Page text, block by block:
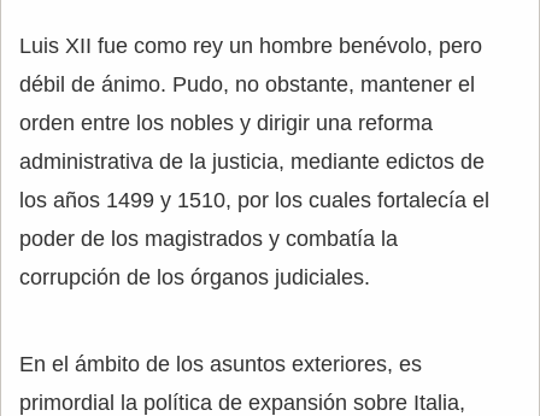
Luis XII fue como rey un hombre benévolo, pero
débil de ánimo. Pudo, no obstante, mantener el
orden entre los nobles y dirigir una reforma
administrativa de la justicia, mediante edictos de
los años 1499 y 1510, por los cuales fortalecía el
poder de los magistrados y combatía la
corrupción de los órganos judiciales.
En el ámbito de los asuntos exteriores, es
primordial la política de expansión sobre Italia,